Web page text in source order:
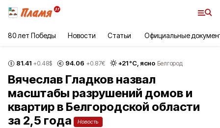
80 лет Победы Новости Статьи Официальные
81.41 +0.48$ 94.06 +0.87€ +21°С, ясно Белгород
Вячеслав Гладков назвал
масштабы разрушений домов и
квартир в Белгородской области
за 2,5 года
Новость